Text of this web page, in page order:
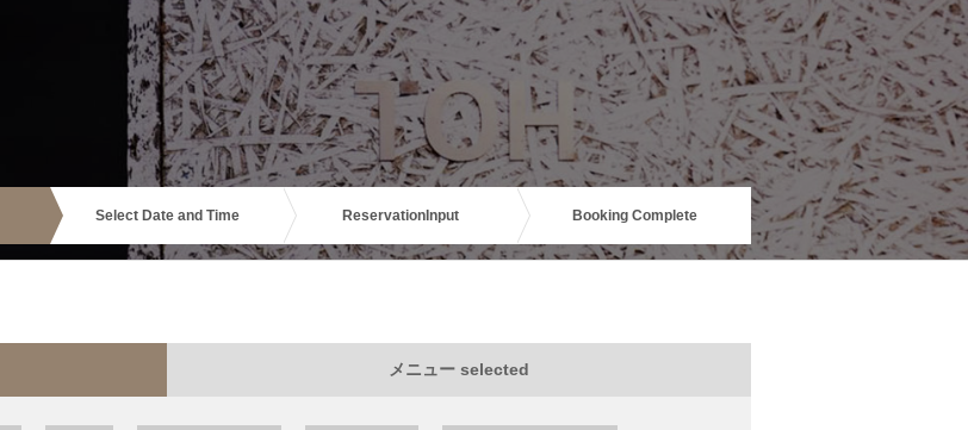
Select Date and Time Reservation Input Booking Complete
メニュー selected